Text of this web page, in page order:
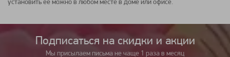
установить ее можно в любом месте в доме или офисе.
Подписаться на cкидки и акции
Мы присылаем письма не чаще 1 раза в месяц